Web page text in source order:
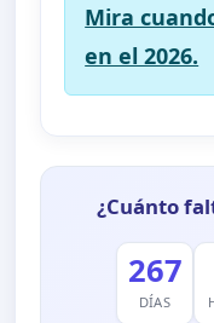
Mira
en el 2026.
¿Cuánto
267
DÍAS